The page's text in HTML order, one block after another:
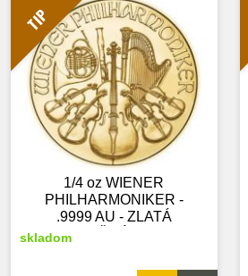
TIP
1/4 oz WIENER
PHILHARMONIKER -
.9999 AU - ZLATÁ
INVESTIČNÁ MINCA -
skladom